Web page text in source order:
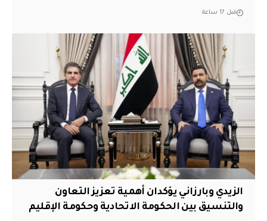
قبل 17 ساعة
الزيدي وبارزاني يؤكدان أهمية تعزيز التعاون
والتنسيق بين الحكومة الاتحادية وحكومة الإقليم